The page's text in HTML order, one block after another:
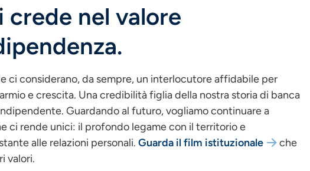
crede nel valore
ci considerano, da sempre, un interlocutore affidabile per
e crescita. Una credibilità figlia della nostra storia di banca
Guardando al futuro, vogliamo continuare a
ci rende unici: il profondo legame con il territorio e
alle relazioni personali.Guarda il film istituzionale
che
valori.